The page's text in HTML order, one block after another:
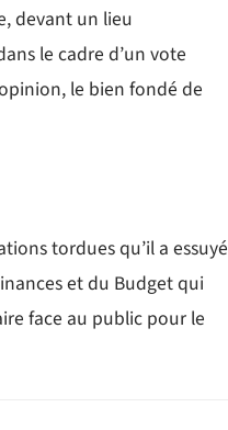
devant un lieu
le cadre d’un vote
le bien fondé de
tordues qu’il a essuyé
et du Budget qui
face au public pour le